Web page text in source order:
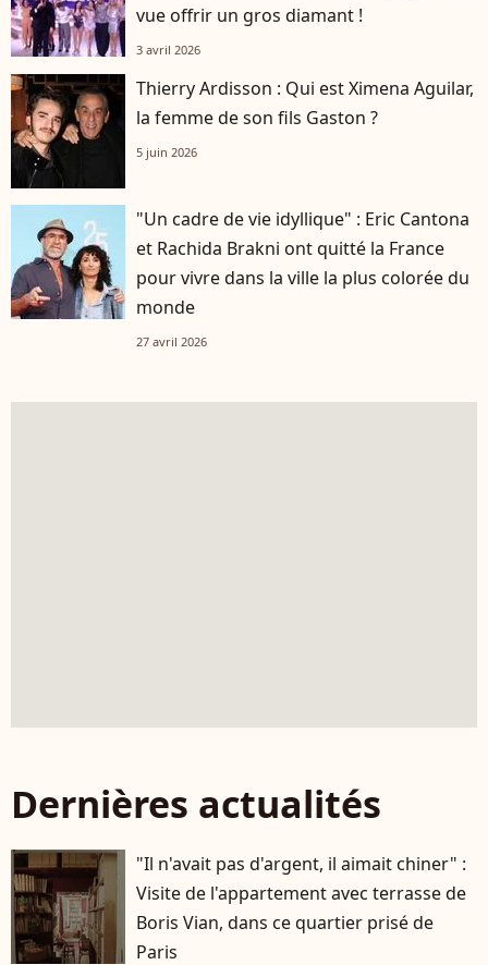
vue offrir un gros diamant !
3 avril 2026
Thierry Ardisson : Qui est Ximena Aguilar,
la femme de son fils Gaston ?
5 juin 2026
"Un cadre de vie idyllique" : Eric Cantona
et Rachida Brakni ont quitté la France
pour vivre dans la ville la plus colorée du
monde
27 avril 2026
Dernières actualités
"Il n'avait pas d'argent, il aimait chiner" :
Visite de l'appartement avec terrasse de
Boris Vian, dans ce quartier prisé de
Paris